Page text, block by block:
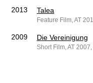
2013 Talea
Feature Film, AT
2009 Die Vereinigung
Short Film, AT